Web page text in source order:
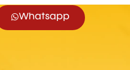
Whatsapp